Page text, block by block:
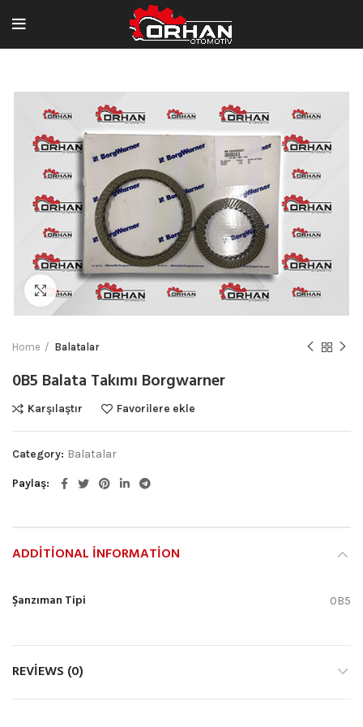
Büyütmek için tıklayın
Home Balatalar
0B5 Balata Takımı Borgwarner
Karşılaştır Favorilere ekle
Category: Balatalar
Paylaş
ADDITIONAL INFORMATION
Şanzıman Tipi 0B5
REVIEWS (0)